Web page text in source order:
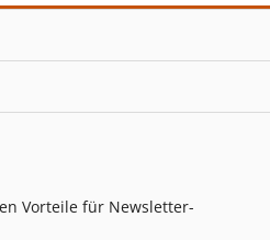
Vorteile für Newsletter-